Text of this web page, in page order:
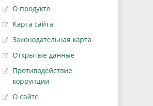
О продукте
Карта сайта
Законодательная карта
Открытые данные
Противодействие
коррупции
О сайте